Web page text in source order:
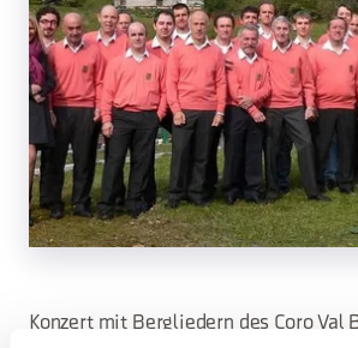
Konzert mit Bergliedern des Coro Val